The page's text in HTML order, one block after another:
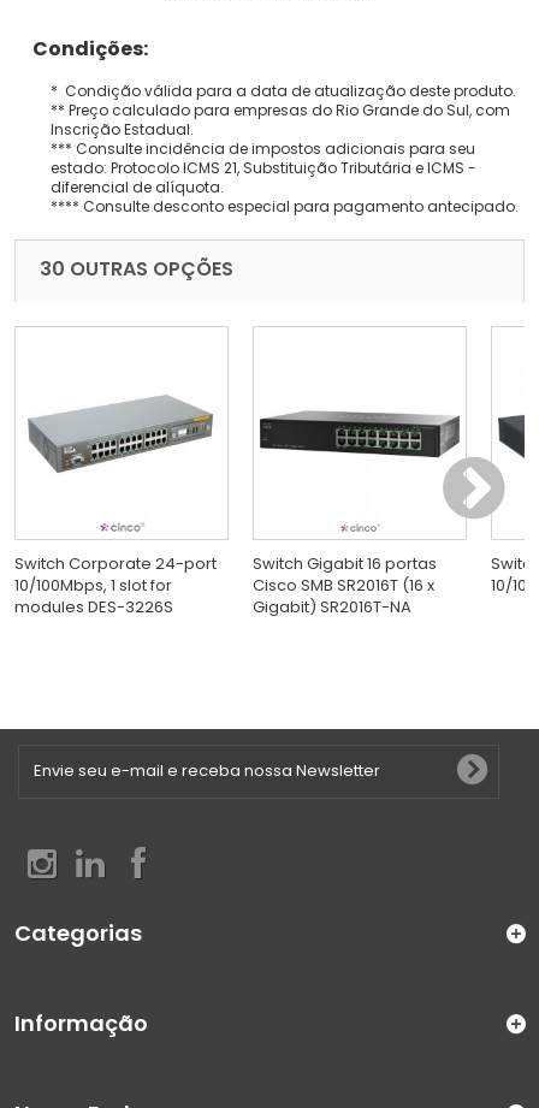
Condições:
* Condição válida para a data de atualização deste produto.
** Preço calculado para empresas do Rio Grande do Sul, com
Inscrição Estadual.
*** Consulte incidência de impostos adicionais para seu
estado: Protocolo ICMS 21, Substituição Tributária e ICMS -
diferencial de alíquota.
**** Consulte desconto especial para pagamento antecipado.
30 OUTRAS OPÇÕES
Switch Corporate 24-port
10/100Mbps, 1 slot for
modules DES-3226S
Switch Gigabit 16 portas
Cisco SMB SR2016T (16 x
Gigabit) SR2016T-NA
10/
Categorias
Informação